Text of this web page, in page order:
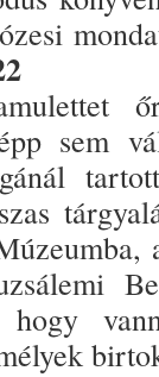
sem
hogy